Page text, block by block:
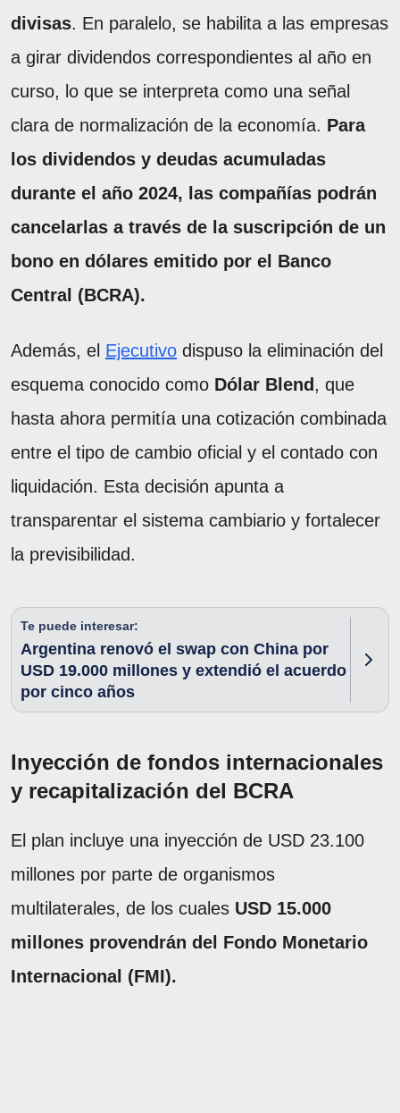
divisas. En paralelo, se habilita a las empresas
a girar dividendos correspondientes al año en
curso, lo que se interpreta como una señal
clara de normalización de la economía. Para
los dividendos y deudas acumuladas
durante el año 2024, las compañías podrán
cancelarlas a través de la suscripción de un
bono en dólares emitido por el Banco
Central (BCRA).
Además, el Ejecutivo dispuso la eliminación del
esquema conocido como Dólar Blend , que
hasta ahora permitía una cotización combinada
entre el tipo de cambio oficial y el contado con
liquidación. Esta decisión apunta a
transparentar el sistema cambiario y fortalecer
la previsibilidad.
Te puede interesar:
Argentina renovó el swap con China por
USD 19.000 millones y extendió el acuerdo
por cinco años
Inyección de fondos internacionales
y recapitalización del BCRA
El plan incluye una inyección de USD 23.100
millones por parte de organismos
multilaterales, de los cuales USD 15.000
millones provendrán del Fondo Monetario
Internacional (FMI).